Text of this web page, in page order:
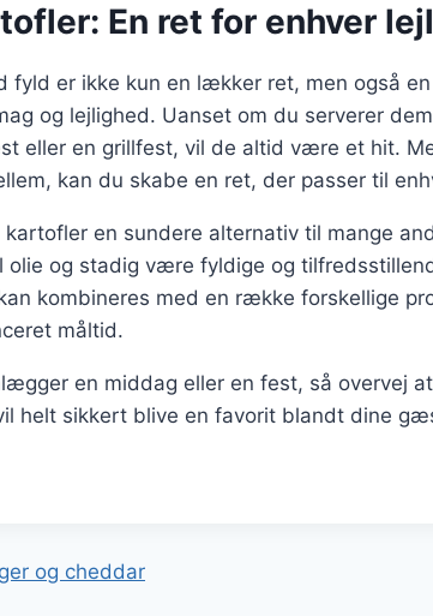
En ret for enhver
fyld er ikke kun en lækker ret, men også
og lejlighed. Uanset om du serverer
eller en grillfest, vil de altid være et hit.
kan du skabe en ret, der passer til
en sundere alternativ til mange
olie og stadig være fyldige og
kombineres med en række forskellige
måltid.
en middag eller en fest, så overvej
helt sikkert blive en favorit blandt dine
og cheddar